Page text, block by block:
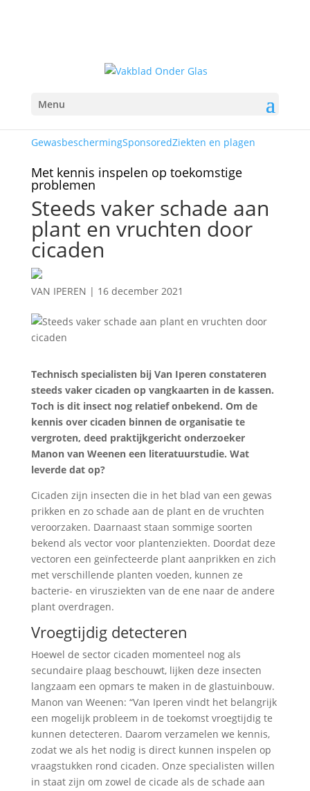
Menu
GewasbeschermingSponsoredZiekten en plagen
Met kennis inspelen op toekomstige
problemen
Steeds vaker schade aan
plant en vruchten door
cicaden
VAN IPEREN | 16 december 2021
Technisch specialisten bij Van Iperen constateren
steeds vaker cicaden op vangkaarten in de kassen.
Toch is dit insect nog relatief onbekend. Om de
kennis over cicaden binnen de organisatie te
vergroten, deed praktijkgericht onderzoeker
Manon van Weenen een literatuurstudie. Wat
leverde dat op?
Cicaden zijn insecten die in het blad van een gewas
prikken en zo schade aan de plant en de vruchten
veroorzaken. Daarnaast staan sommige soorten
bekend als vector voor plantenziekten. Doordat deze
vectoren een geïnfecteerde plant aanprikken en zich
met verschillende planten voeden, kunnen ze
bacterie- en virusziekten van de ene naar de andere
plant overdragen.
Vroegtijdig detecteren
Hoewel de sector cicaden momenteel nog als
secundaire plaag beschouwt, lijken deze insecten
langzaam een opmars te maken in de glastuinbouw.
Manon van Weenen: “Van Iperen vindt het belangrijk
een mogelijk probleem in de toekomst vroegtijdig te
kunnen detecteren. Daarom verzamelen we kennis,
zodat we als het nodig is direct kunnen inspelen op
vraagstukken rond cicaden. Onze specialisten willen
in staat zijn om zowel de cicade als de schade aan